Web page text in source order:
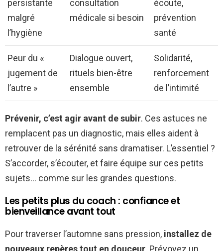
persistante
malgré
l’hygiène
consultation
médicale si besoin
écoute,
prévention
santé
Peur du «
jugement de
l’autre »
Dialogue ouvert,
rituels bien-être
ensemble
Solidarité,
renforcement
de l’intimité
Prévenir, c’est agir avant de subir. Ces astuces ne
remplacent pas un diagnostic, mais elles aident à
retrouver de la sérénité sans dramatiser. L’essentiel ?
S’accorder, s’écouter, et faire équipe sur ces petits
sujets… comme sur les grandes questions.
Les petits plus du coach : confiance et
bienveillance avant tout
Pour traverser l’automne sans pression, installez de
nouveaux repères tout en douceur. Prévoyez un